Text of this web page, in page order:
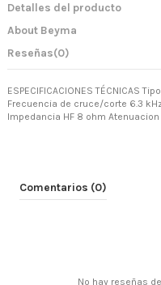
Detalles del producto
About Beyma
Reseñas(0)
ESPECIFICACIONES TÉCNICAS
Frecuencia de cruce/corte 6.3
Impedancia HF 8 ohm
Comentarios (0)
No hay reseñas